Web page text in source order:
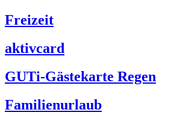
Freizeit
aktivcard
GUTi-Gästekarte Regen
Familienurlaub